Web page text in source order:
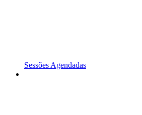
Sessões Agendadas